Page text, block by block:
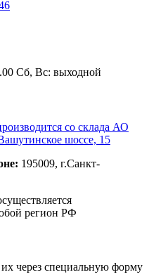
Сб, Вс: выходной
со склада АО
шоссе, 15
195009, г.Санкт-
регион РФ
их через специальную форму